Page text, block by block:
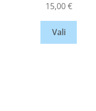
15,00€
Vali